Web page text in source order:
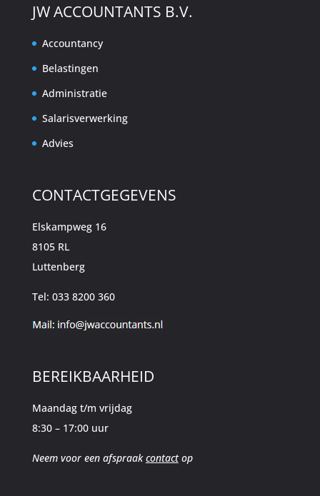
JW ACCOUNTANTS B.V.
Accountancy
Belastingen
Administratie
Salarisverwerking
Advies
CONTACTGEGEVENS
Elskampweg 16
8105 RL
Luttenberg
Tel: 033 8200 360
BEREIKBAARHEID
Maandag t/m vrijdag
8:30 – 17:00 uur
Neem voor een afspraakcontactop